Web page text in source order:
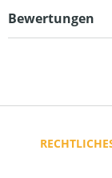
Bewertungen